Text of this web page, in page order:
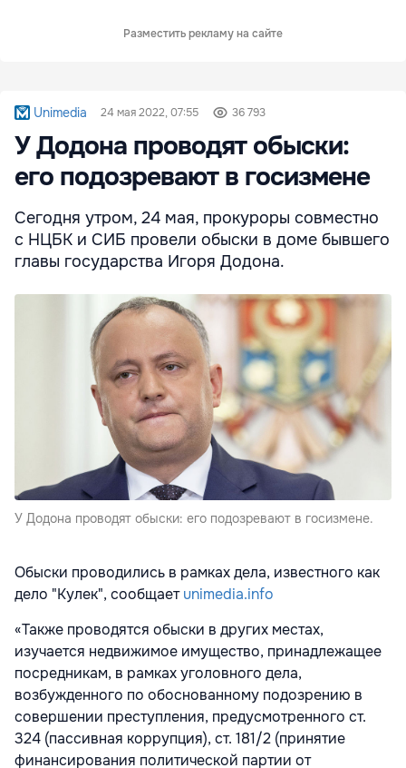
Разместить рекламу на сайте
Unimedia 24 мая 2022, 07:55 36 793
У Додона проводят обыски:
его подозревают в госизмене
Сегодня утром, 24 мая, прокуроры совместно
с НЦБК и СИБ провели обыски в доме бывшего
главы государства Игоря Додона.
У Додона проводят обыски: его подозревают в госизмене.
Обыски проводились в рамках дела, известного как
дело "Кулек", сообщаетunimedia.info
«Также проводятся обыски в других местах,
изучается недвижимое имущество, принадлежащее
посредникам, в рамках уголовного дела,
возбужденного по обоснованному подозрению в
совершении преступления, предусмотренного ст.
324 (пассивная коррупция), ст. 181/2 (принятие
финансирования политической партии от